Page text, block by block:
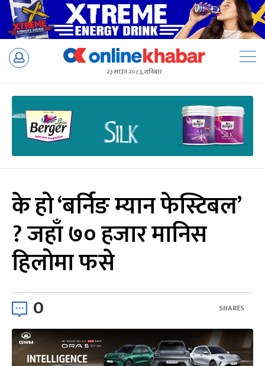
Skip
२३ साउन २०८३, शनिबार
के हो ‘बर्निङ म्यान फेस्टिबल’
? जहाँ ७० हजार मानिस
हिलोमा फसे
0 SHARES